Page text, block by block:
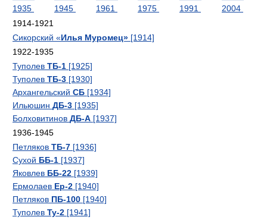
1935
1945
1961
1975
1991
2004
1914-1921
Сикорский «Илья Муромец» [1914]
1922-1935
Туполев ТБ-1 [1925]
Туполев ТБ-3 [1930]
Архангельский СБ [1934]
Ильюшин ДБ-3 [1935]
Болховитинов ДБ-А [1937]
1936-1945
Петляков ТБ-7 [1936]
Сухой ББ-1 [1937]
Яковлев ББ-22 [1939]
Ермолаев Ер-2 [1940]
Петляков ПБ-100 [1940]
Туполев Ту-2 [1941]